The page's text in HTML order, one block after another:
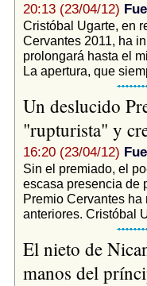
20:13 (23/04/12)
Cristóbal Ugarte, en
Cervantes 2011, ha
prolongará hasta el
La apertura, que
Un deslucido
"rupturista" y
16:20 (23/04/12)
Sin el premiado, el
escasa presencia de
Premio Cervantes
anteriores. Cristóbal
El nieto de
manos del